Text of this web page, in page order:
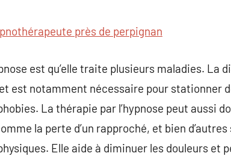
près de perpignan
est qu’elle traite plusieurs maladies. La
est notamment nécessaire pour stationner
La thérapie par l’hypnose peut aussi
la perte d’un rapproché, et bien
Elle aide à diminuer les douleurs et